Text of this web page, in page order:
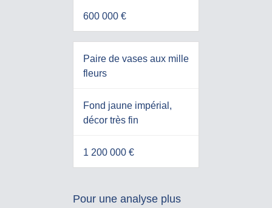
600 000 €
Paire de vases aux mille
fleurs
Fond jaune impérial,
décor très fin
1 200 000 €
Pour une analyse plus